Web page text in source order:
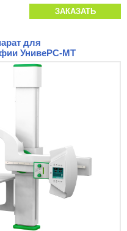
ЗАКАЗАТЬ
для
УнивеРС-МТ